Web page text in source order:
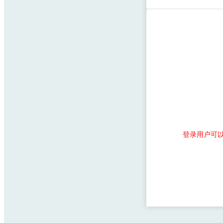
登录用户可